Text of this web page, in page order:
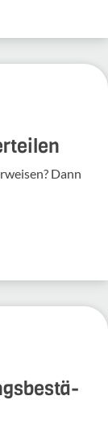
Dann